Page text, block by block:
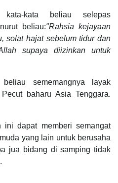
kata beliau selepas
beliau:"Rahsia kejayaan
solat hajat sebelum tidur dan
supaya diizinkan untuk
sememangnya layak
baharu Asia Tenggara.
ini dapat memberi semangat
yang lain untuk berusaha
jua bidang di samping tidak